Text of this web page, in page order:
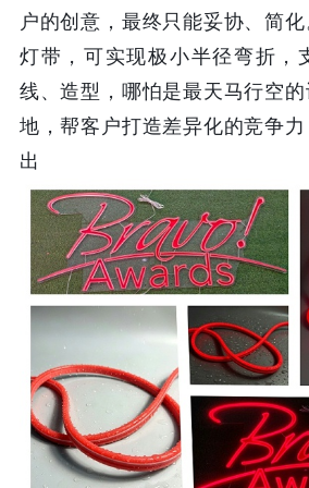
户的创意，最终只能妥协、简
灯带，可实现极小半径弯折，
线、造型，哪怕是最天马行空
地，帮客户打造差异化的竞争
出